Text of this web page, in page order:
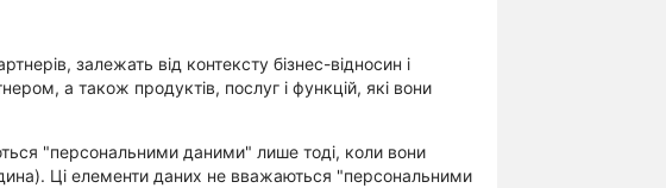
залежать від контексту бізнес-відносин і
а також продуктів, послуг і функцій, які вони
"персональними даними" лише тоді, коли вони
Ці елементи даних не вважаються "персональними